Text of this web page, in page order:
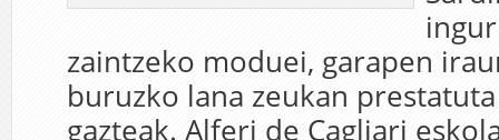
zaintzeko moduei, garapen
buruzko lana zeukan
gazteak. Alferi de Cagliari